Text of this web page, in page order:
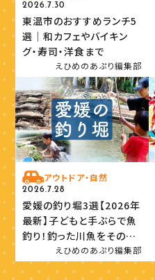
2026.7.30
東温市のおすすめランチ5
選｜和カフェやバイキン
グ・寿司・洋食まで
えひめのあぷり編集部
アウトドア・自然
2026.7.28
愛媛の釣り堀3選【2026年
最新】子どもと手ぶらで魚
釣り！釣った川魚をその場
で味わおうえひめのあぷり編集部